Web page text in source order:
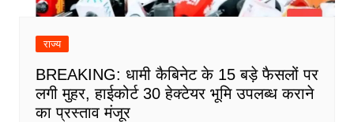
राज्य
BREAKING: धामी कैबिनेट के 15 बड़े फैसलों पर
लगी मुहर, हाईकोर्ट 30 हेक्टेयर भूमि उपलब्ध कराने
का प्रस्ताव मंजूर